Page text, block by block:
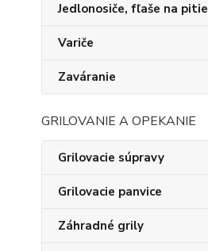
Jedlonosiče, fľaše na pitie
Variče
Zaváranie
GRILOVANIE A OPEKANIE
Grilovacie súpravy
Grilovacie panvice
Záhradné grily